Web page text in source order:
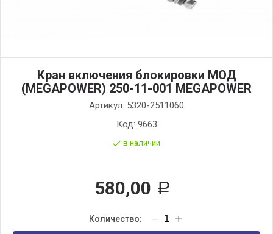
Кран включения блокировки МОД
(MEGAPOWER) 250-11-001 MEGAPOWER
Артикул: 5320-2511060
Код: 9663
в наличии
580,00 Р